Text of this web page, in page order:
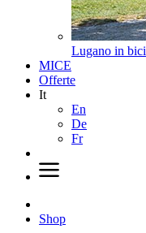
Lugano in bici
MICE
Offerte
It
En
De
Fr
Shop